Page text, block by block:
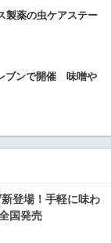
製薬の虫ケアステー
ブンで開催 味噌や
登場！手軽に味わ
国発売